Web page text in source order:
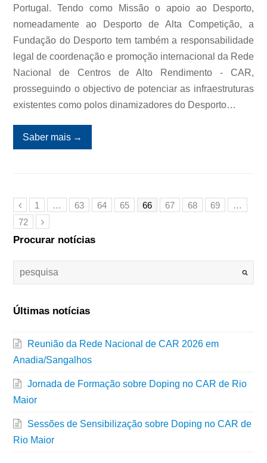
Portugal. Tendo como Missão o apoio ao Desporto,
nomeadamente ao Desporto de Alta Competição, a
Fundação do Desporto tem também a responsabilidade
legal de coordenação e promoção internacional da Rede
Nacional de Centros de Alto Rendimento - CAR,
prosseguindo o objectivo de potenciar as infraestruturas
existentes como polos dinamizadores do Desporto…
Saber mais →
1 … 63 64 65 66 67 68 69
…
72
Procurar notícias
Últimas notícias
Reunião da Rede Nacional de CAR 2026 em
Anadia/Sangalhos
Jornada de Formação sobre Doping no CAR de Rio
Maior
Sessões de Sensibilização sobre Doping no CAR de
Rio Maior